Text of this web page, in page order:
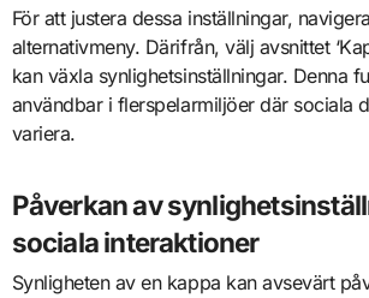
För att justera dessa inställningar,
alternativmeny. Därifrån, välj avsnittet
kan växla synlighetsinställningar. Denna
användbar i flerspelarmiljöer där sociala
variera.
Påverkan av
sociala interaktioner
Synligheten av en kappa kan avsevärt